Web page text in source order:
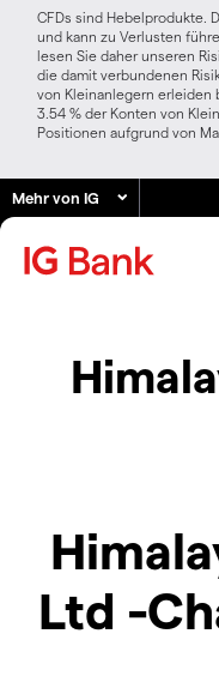
CFDs sind Hebelprodukte.
und kann zu Verlusten
lesen Sie daher unseren
die damit verbundenen
von Kleinanlegern erleiden
3.54 % der Konten von
Positionen aufgrund von
Mehr von IG
Ltd -